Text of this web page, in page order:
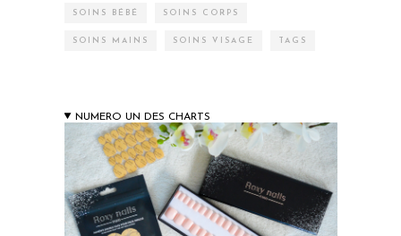
SOINS BÉBÉ SOINS CORPS
SOINS MAINS SOINS VISAGE TAGS
NUMERO UN DES CHARTS